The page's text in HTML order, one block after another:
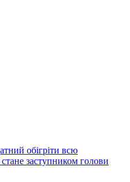
обігріти всю
заступником голови